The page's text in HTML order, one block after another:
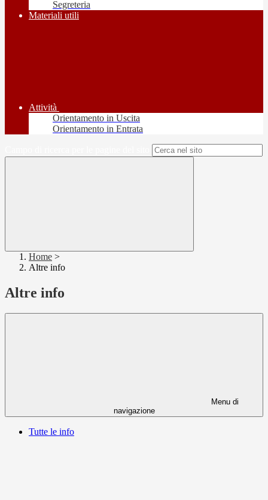
Segreteria
Materiali utili
Attività
Orientamento in Uscita
Orientamento in Entrata
Home >
Altre info
Altre info
Menu di
navigazione
Tutte le info